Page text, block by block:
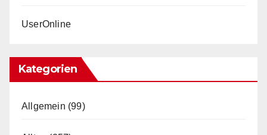
UserOnline
Kategorien
Allgemein (99)